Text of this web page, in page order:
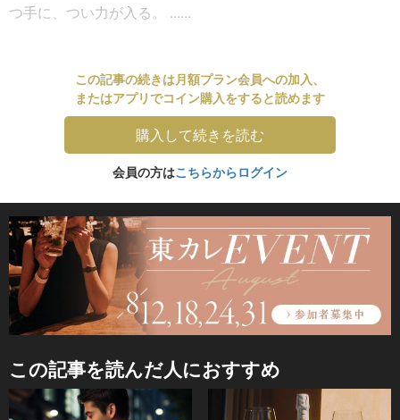
つ手に、つい力が入る。 ......
この記事の続きは月額プラン会員への加入、
またはアプリでコイン購入をすると読めます
購入して続きを読む
会員の方はこちらからログイン
この記事を読んだ人におすすめ